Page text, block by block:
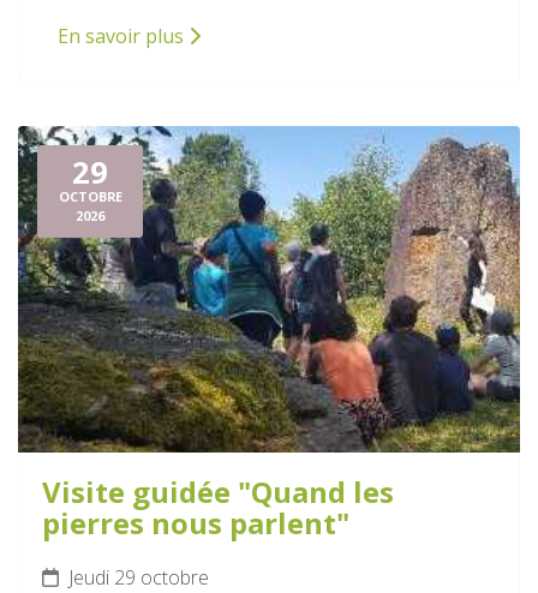
En savoir plus
29
OCTOBRE
2026
Visite guidée "Quand les
pierres nous parlent"
Jeudi 29 octobre